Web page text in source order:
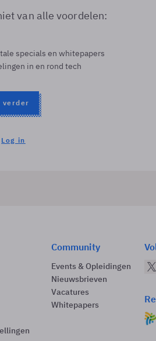
van alle voordelen:
specials en whitepapers
in en rond tech
verder
Log in
Community
Events & Opleidingen
Nieuwsbrieven
Vacatures
Whitepapers